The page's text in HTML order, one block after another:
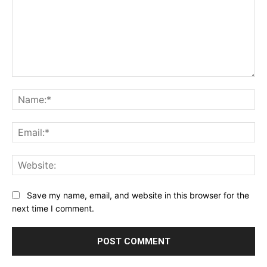
Save my name, email, and website in this browser for the
next time I comment.